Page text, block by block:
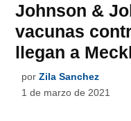
Johnson &
vacunas
llegan a
por Zila Sanchez
1 de marzo de 2021